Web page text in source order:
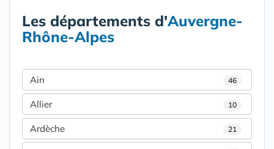
Les départements d'Auvergne-
Rhône-Alpes
Ain 46
Allier 10
Ardèche 21